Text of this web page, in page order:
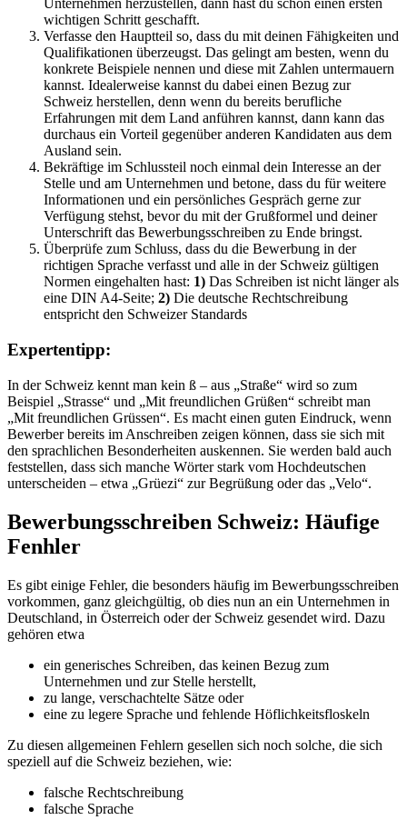
Unternehmen herzustellen, dann hast du schon einen ersten
wichtigen Schritt geschafft.
Verfasse den Hauptteil so, dass du mit deinen Fähigkeiten und
Qualifikationen überzeugst. Das gelingt am besten, wenn du
konkrete Beispiele nennen und diese mit Zahlen untermauern
kannst. Idealerweise kannst du dabei einen Bezug zur
Schweiz herstellen, denn wenn du bereits berufliche
Erfahrungen mit dem Land anführen kannst, dann kann das
durchaus ein Vorteil gegenüber anderen Kandidaten aus dem
Ausland sein.
Bekräftige im Schlussteil noch einmal dein Interesse an der
Stelle und am Unternehmen und betone, dass du für weitere
Informationen und ein persönliches Gespräch gerne zur
Verfügung stehst, bevor du mit der Grußformel und deiner
Unterschrift das Bewerbungsschreiben zu Ende bringst.
Überprüfe zum Schluss, dass du die Bewerbung in der
richtigen Sprache verfasst und alle in der Schweiz gültigen
Normen eingehalten hast: 1) Das Schreiben ist nicht länger als
eine DIN A4-Seite; 2) Die deutsche Rechtschreibung
entspricht den Schweizer Standards
Expertentipp:
In der Schweiz kennt man kein ß – aus „Straße“ wird so zum
Beispiel „Strasse“ und „Mit freundlichen Grüßen“ schreibt man
„Mit freundlichen Grüssen“. Es macht einen guten Eindruck, wenn
Bewerber bereits im Anschreiben zeigen können, dass sie sich mit
den sprachlichen Besonderheiten auskennen. Sie werden bald auch
feststellen, dass sich manche Wörter stark vom Hochdeutschen
unterscheiden – etwa „Grüezi“ zur Begrüßung oder das „Velo“.
Bewerbungsschreiben Schweiz: Häufige
Fenhler
Es gibt einige Fehler, die besonders häufig im Bewerbungsschreiben
vorkommen, ganz gleichgültig, ob dies nun an ein Unternehmen in
Deutschland, in Österreich oder der Schweiz gesendet wird. Dazu
gehören etwa
ein generisches Schreiben, das keinen Bezug zum
Unternehmen und zur Stelle herstellt,
zu lange, verschachtelte Sätze oder
eine zu legere Sprache und fehlende Höflichkeitsfloskeln
Zu diesen allgemeinen Fehlern gesellen sich noch solche, die sich
speziell auf die Schweiz beziehen, wie:
falsche Rechtschreibung
falsche Sprache